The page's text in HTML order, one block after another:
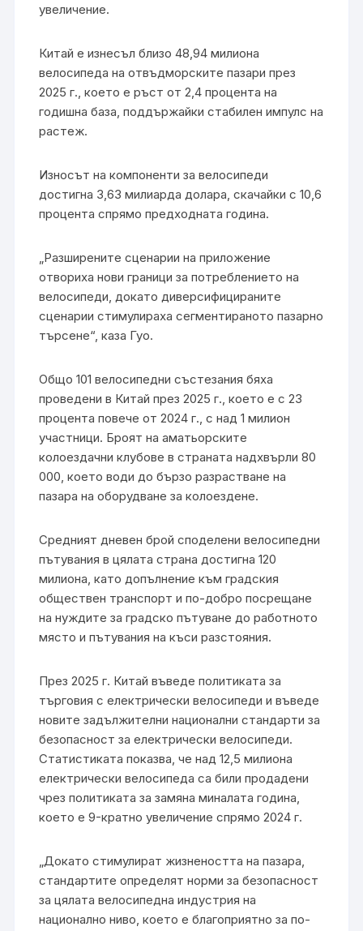
увеличение.
Китай е изнесъл близо 48,94 милиона
велосипеда на отвъдморските пазари през
2025 г., което е ръст от 2,4 процента на
годишна база, поддържайки стабилен импулс на
растеж.
Износът на компоненти за велосипеди
достигна 3,63 милиарда долара, скачайки с 10,6
процента спрямо предходната година.
„Разширените сценарии на приложение
отвориха нови граници за потреблението на
велосипеди, докато диверсифицираните
сценарии стимулираха сегментираното пазарно
търсене“, каза Гуо.
Общо 101 велосипедни състезания бяха
проведени в Китай през 2025 г., което е с 23
процента повече от 2024 г., с над 1 милион
участници. Броят на аматьорските
колоездачни клубове в страната надхвърли 80
000, което води до бързо разрастване на
пазара на оборудване за колоездене.
Средният дневен брой споделени велосипедни
пътувания в цялата страна достигна 120
милиона, като допълнение към градския
обществен транспорт и по-добро посрещане
на нуждите за градско пътуване до работното
място и пътувания на къси разстояния.
През 2025 г. Китай въведе политиката за
търговия с електрически велосипеди и въведе
новите задължителни национални стандарти за
безопасност за електрически велосипеди.
Статистиката показва, че над 12,5 милиона
електрически велосипеда са били продадени
чрез политиката за замяна миналата година,
което е 9-кратно увеличение спрямо 2024 г.
„Докато стимулират жизнеността на пазара,
стандартите определят норми за безопасност
за цялата велосипедна индустрия на
национално ниво, което е благоприятно за по-